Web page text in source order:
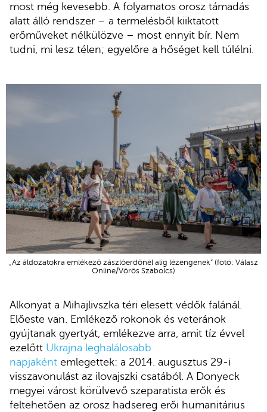
most még kevesebb. A folyamatos orosz támadás
alatt álló rendszer – a termelésből kiiktatott
erőműveket nélkülözve – most ennyit bír. Nem
tudni, mi lesz télen; egyelőre a hőséget kell túlélni.
„Az áldozatokra emlékező zászlóerdőnél alig lézengenek” (fotó: Válasz
Online/Vörös Szabolcs)
Alkonyat a Mihajlivszka téri elesett védők falánál.
Előeste van. Emlékező rokonok és veteránok
gyújtanak gyertyát, emlékezve arra, amit tíz évvel
ezelőtt Ukrajna leghalálosabb
napjaként emlegettek: a 2014. augusztus 29-i
visszavonulást az ilovajszki csatából. A Donyeck
megyei várost körülvevő szeparatista erők és
feltehetően az orosz hadsereg erői humanitárius